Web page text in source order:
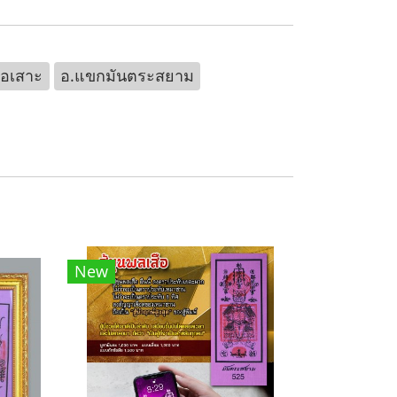
เสาะ
อ.แขกมันตระสยาม
New